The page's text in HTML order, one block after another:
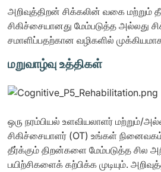
அறிவுத்திறன் சிக்கலின் வகை மற்றும்
சிகிச்சையானது மேம்படுத்த அல்லது
சமாளிப்பதற்கான வழிகளில்
மறுவாழ்வு உத்திகள்
ஒரு நரம்பியல் உளவியலாளர் மற்றும்/
சிகிச்சையாளர் (OT) உங்கள்
தீர்க்கும் திறன்களை மேம்படுத்த சில
பயிற்சிகளைக் கற்பிக்க முடியும்.